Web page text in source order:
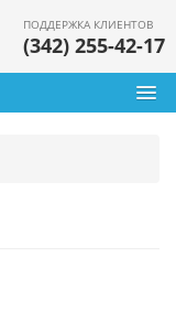
ПОДДЕРЖКА КЛИЕНТОВ
(342) 255-42-17